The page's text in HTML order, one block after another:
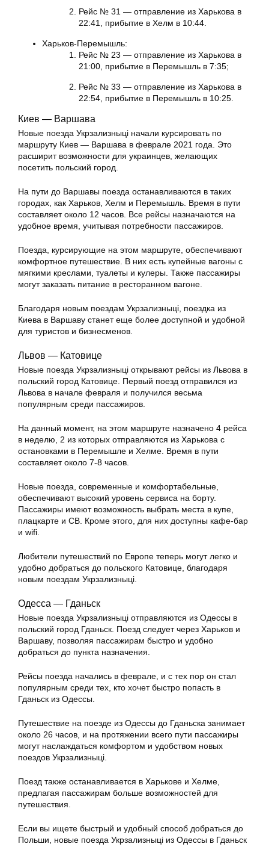
Рейс № 31 — отправление из Харькова в
22:41, прибытие в Хелм в 10:44.
Харьков-Перемышль:
Рейс № 23 — отправление из Харькова в
21:00, прибытие в Перемышль в 7:35;
Рейс № 33 — отправление из Харькова в
22:54, прибытие в Перемышль в 10:25.
Киев — Варшава
Новые поезда Укрзализныці начали курсировать по
маршруту Киев — Варшава в феврале 2021 года. Это
расширит возможности для украинцев, желающих
посетить польский город.
На пути до Варшавы поезда останавливаются в таких
городах, как Харьков, Хелм и Перемышль. Время в пути
составляет около 12 часов. Все рейсы назначаются на
удобное время, учитывая потребности пассажиров.
Поезда, курсирующие на этом маршруте, обеспечивают
комфортное путешествие. В них есть купейные вагоны с
мягкими креслами, туалеты и кулеры. Также пассажиры
могут заказать питание в ресторанном вагоне.
Благодаря новым поездам Укрзализныці, поездка из
Киева в Варшаву станет еще более доступной и удобной
для туристов и бизнесменов.
Львов — Катовице
Новые поезда Укрзализныці открывают рейсы из Львова в
польский город Катовице. Первый поезд отправился из
Львова в начале февраля и получился весьма
популярным среди пассажиров.
На данный момент, на этом маршруте назначено 4 рейса
в неделю, 2 из которых отправляются из Харькова с
остановками в Перемышле и Хелме. Время в пути
составляет около 7-8 часов.
Новые поезда, современные и комфортабельные,
обеспечивают высокий уровень сервиса на борту.
Пассажиры имеют возможность выбрать места в купе,
плацкарте и СВ. Кроме этого, для них доступны кафе-бар
и wifi.
Любители путешествий по Европе теперь могут легко и
удобно добраться до польского Катовице, благодаря
новым поездам Укрзализныці.
Одесса — Гданьск
Новые поезда Укрзализныці отправляются из Одессы в
польский город Гданьск. Поезд следует через Харьков и
Варшаву, позволяя пассажирам быстро и удобно
добраться до пункта назначения.
Рейсы поезда начались в феврале, и с тех пор он стал
популярным среди тех, кто хочет быстро попасть в
Гданьск из Одессы.
Путешествие на поезде из Одессы до Гданьска занимает
около 26 часов, и на протяжении всего пути пассажиры
могут наслаждаться комфортом и удобством новых
поездов Укрзализныці.
Поезд также останавливается в Харькове и Хелме,
предлагая пассажирам больше возможностей для
путешествия.
Если вы ищете быстрый и удобный способ добраться до
Польши, новые поезда Укрзализныці из Одессы в Гданьск